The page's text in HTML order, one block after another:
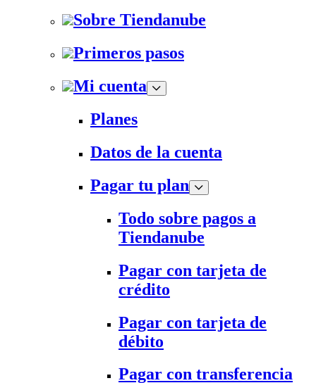
Sobre Tiendanube
Primeros pasos
Mi cuenta
Planes
Datos de la cuenta
Pagar tu plan
Todo sobre pagos a
Tiendanube
Pagar con tarjeta de
crédito
Pagar con tarjeta de
débito
Pagar con transferencia